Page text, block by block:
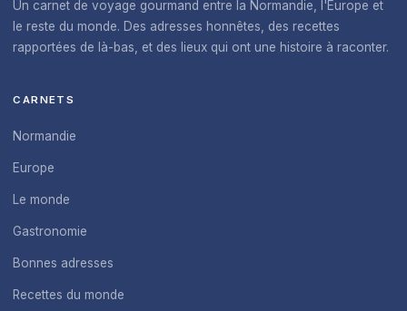
Un carnet de voyage gourmand entre la Normandie, l'Europe et
le reste du monde. Des adresses honnêtes, des recettes
rapportées de là-bas, et des lieux qui ont une histoire à raconter.
CARNETS
Normandie
Europe
Le monde
Gastronomie
Bonnes adresses
Recettes du monde